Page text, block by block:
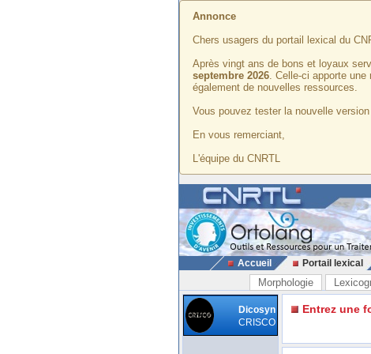
Annonce
Chers usagers du portail lexical du
Après vingt ans de bons et loyaux
septembre 2026. Celle-ci apporte
également de nouvelles ressources.
Vous pouvez tester la nouvelle
En vous remerciant,
L'équipe du CNRTL
Accueil Portail lexical
Morphologie
Dicosyn
CRISCO
Entrez une